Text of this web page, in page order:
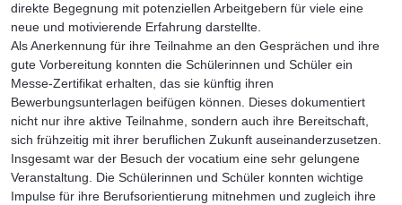
direkte Begegnung mit potenziellen Arbeitgebern für viele eine
neue und motivierende Erfahrung darstellte.
Als Anerkennung für ihre Teilnahme an den Gesprächen und ihre
gute Vorbereitung konnten die Schülerinnen und Schüler ein
Messe-Zertifikat erhalten, das sie künftig ihren
Bewerbungsunterlagen beifügen können. Dieses dokumentiert
nicht nur ihre aktive Teilnahme, sondern auch ihre Bereitschaft,
sich frühzeitig mit ihrer beruflichen Zukunft auseinanderzusetzen.
Insgesamt war der Besuch der vocatium eine sehr gelungene
Veranstaltung. Die Schülerinnen und Schüler konnten wichtige
Impulse für ihre Berufsorientierung mitnehmen und zugleich ihre